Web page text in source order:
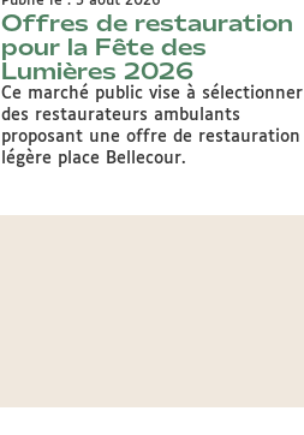
Offres de restauration
pour la Fête des
Lumières 2026
Ce marché public vise à sélectionner
des restaurateurs ambulants
proposant une offre de restauration
légère place Bellecour.